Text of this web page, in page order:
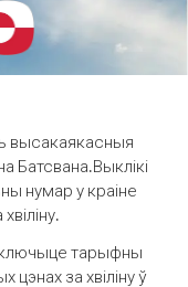
высакаякасныя
Батсвана.Выклікі
нумар у краіне
тарыфны
за хвіліну ў